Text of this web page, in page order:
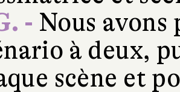
- Nous avons
à deux,
scène et